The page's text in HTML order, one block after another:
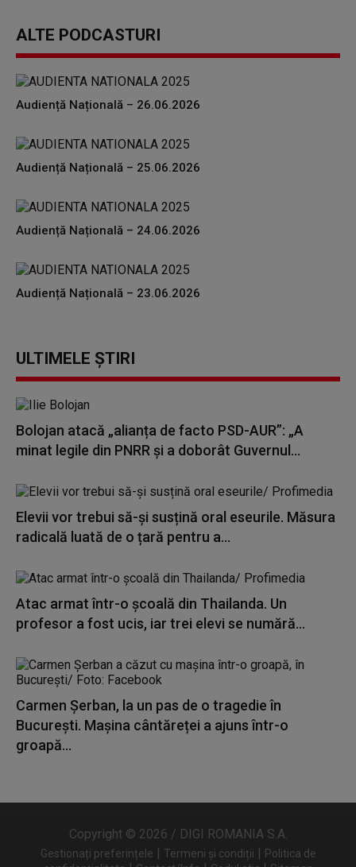
ALTE PODCASTURI
Audiență Națională – 26.06.2026
Audiență Națională – 25.06.2026
Audiență Națională – 24.06.2026
Audiență Națională – 23.06.2026
ULTIMELE ȘTIRI
Bolojan atacă „alianța de facto PSD-AUR”: „A
minat legile din PNRR și a doborât Guvernul...
Elevii vor trebui să-și susțină oral eseurile. Măsura
radicală luată de o țară pentru a...
Atac armat într-o școală din Thailanda. Un
profesor a fost ucis, iar trei elevi se numără...
Carmen Șerban, la un pas de o tragedie în
București. Mașina cântăreței a ajuns într-o
groapă...
Copyright © 2026 / DIGI ROMANIA S.A.
Gestionați preferințele | Termeni și condiții | Politica de